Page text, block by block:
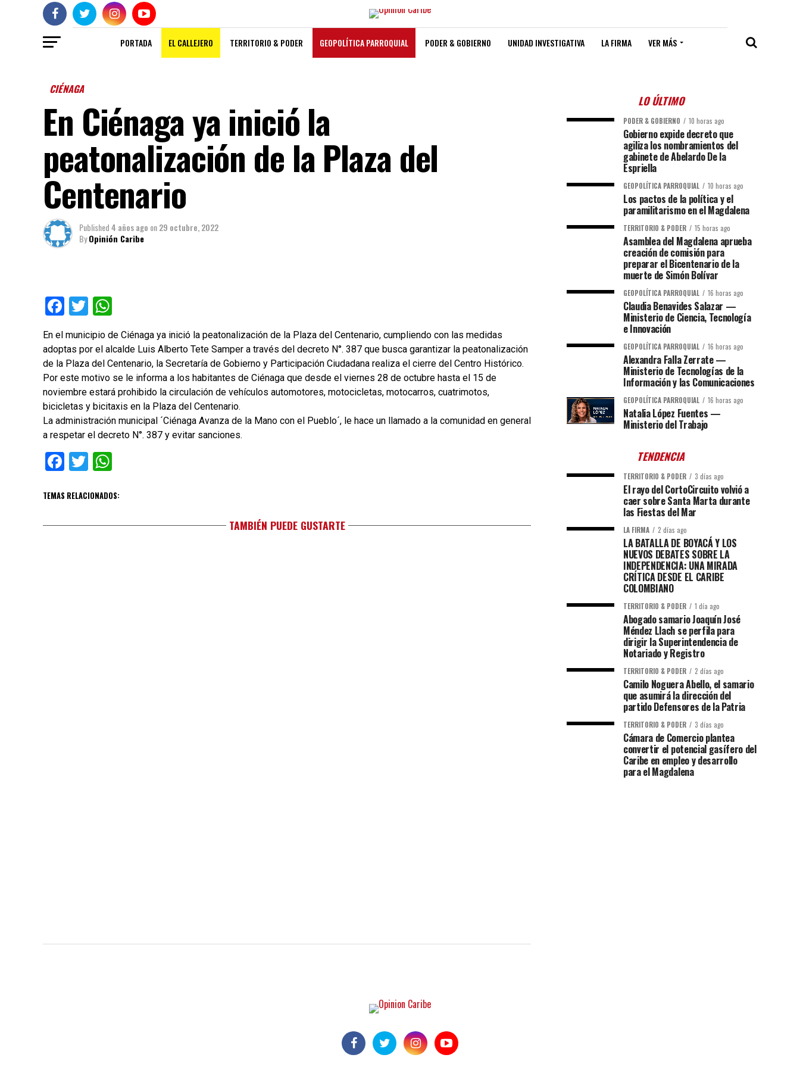
PORTADA EL CALLEJERO TERRITORIO & PODER GEOPOLÍTICA PARROQUIAL PODER & GOBIERNO UNIDAD INVESTIGATIVA LA FIRMA VER MÁS
CIÉNAGA
En Ciénaga ya inició la
peatonalización de la Plaza del
Centenario
Published4 años ago on29 octubre, 2022
ByOpinión Caribe
Facebook
Twitter
En el municipio de Ciénaga ya inició la peatonalización de la Plaza del Centenario, cumpliendo con las medidas
adoptas por el alcalde Luis Alberto Tete Samper a través del decreto N°. 387 que busca garantizar la peatonalización
de la Plaza del Centenario, la Secretaría de Gobierno y Participación Ciudadana realiza el cierre del Centro Histórico.
Por este motivo se le informa a los habitantes de Ciénaga que desde el viernes 28 de octubre hasta el 15 de
noviembre estará prohibido la circulación de vehículos automotores, motocicletas, motocarros, cuatrimotos,
bicicletas y bicitaxis en la Plaza del Centenario.
La administración municipal ´Ciénaga Avanza de la Mano con el Pueblo´, le hace un llamado a la comunidad en general
a respetar el decreto N°. 387 y evitar sanciones.
Facebook
Twitter
TEMAS RELACIONADOS:
TAMBIÉN PUEDE GUSTARTE
LO ÚLTIMO
PODER & GOBIERNO 10 horas ago
Gobierno expide decreto que
agiliza los nombramientos del
gabinete de Abelardo De la
Espriella
GEOPOLÍTICA PARROQUIAL 10 horas ago
Los pactos de la política y el
paramilitarismo en el Magdalena
TERRITORIO & PODER 15 horas ago
Asamblea del Magdalena aprueba
creación de comisión para
preparar el Bicentenario de la
muerte de Simón Bolívar
GEOPOLÍTICA PARROQUIAL 16 horas ago
Claudia Benavides Salazar —
Ministerio de Ciencia, Tecnología
e Innovación
GEOPOLÍTICA PARROQUIAL 16 horas ago
Alexandra Falla Zerrate —
Ministerio de Tecnologías de la
Información y las Comunicaciones
GEOPOLÍTICA PARROQUIAL 16 horas ago
Natalia López Fuentes —
Ministerio del Trabajo
TENDENCIA
TERRITORIO & PODER 3 días ago
El rayo del CortoCircuito volvió a
caer sobre Santa Marta durante
las Fiestas del Mar
LA FIRMA 2 días ago
LA BATALLA DE BOYACÁ Y LOS
NUEVOS DEBATES SOBRE LA
INDEPENDENCIA: UNA MIRADA
CRÍTICA DESDE EL CARIBE
COLOMBIANO
TERRITORIO & PODER 1 día ago
Abogado samario Joaquín José
Méndez Llach se perfila para
dirigir la Superintendencia de
Notariado y Registro
TERRITORIO & PODER 2 días ago
Camilo Noguera Abello, el samario
que asumirá la dirección del
partido Defensores de la Patria
TERRITORIO & PODER 3 días ago
Cámara de Comercio plantea
convertir el potencial gasífero del
Caribe en empleo y desarrollo
para el Magdalena